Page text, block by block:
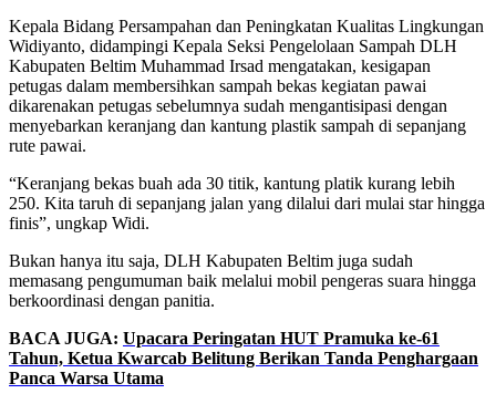
Kepala Bidang Persampahan dan Peningkatan Kualitas Lingkungan
Widiyanto, didampingi Kepala Seksi Pengelolaan Sampah DLH
Kabupaten Beltim Muhammad Irsad mengatakan, kesigapan
petugas dalam membersihkan sampah bekas kegiatan pawai
dikarenakan petugas sebelumnya sudah mengantisipasi dengan
menyebarkan keranjang dan kantung plastik sampah di sepanjang
rute pawai.
“Keranjang bekas buah ada 30 titik, kantung platik kurang lebih
250. Kita taruh di sepanjang jalan yang dilalui dari mulai star hingga
finis”, ungkap Widi.
Bukan hanya itu saja, DLH Kabupaten Beltim juga sudah
memasang pengumuman baik melalui mobil pengeras suara hingga
berkoordinasi dengan panitia.
BACA JUGA: Upacara Peringatan HUT Pramuka ke-61
Tahun, Ketua Kwarcab Belitung Berikan Tanda Penghargaan
Panca Warsa Utama